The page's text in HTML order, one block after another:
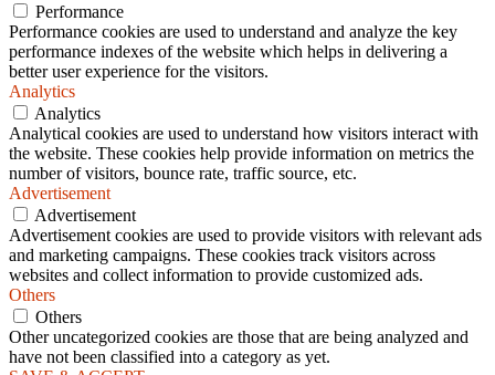
Performance
Performance cookies are used to understand and analyze the key
performance indexes of the website which helps in delivering a
better user experience for the visitors.
Analytics
Analytics
Analytical cookies are used to understand how visitors interact with
the website. These cookies help provide information on metrics the
number of visitors, bounce rate, traffic source, etc.
Advertisement
Advertisement
Advertisement cookies are used to provide visitors with relevant ads
and marketing campaigns. These cookies track visitors across
websites and collect information to provide customized ads.
Others
Others
Other uncategorized cookies are those that are being analyzed and
have not been classified into a category as yet.